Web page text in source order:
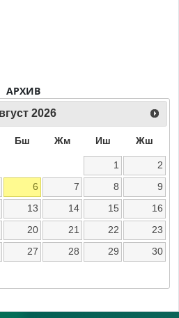
АРХИВ
2026
Бш Жм Иш Жш
1
2
6 7 8
9
13 14 15
16
20 21 22
23
27 28 29
30